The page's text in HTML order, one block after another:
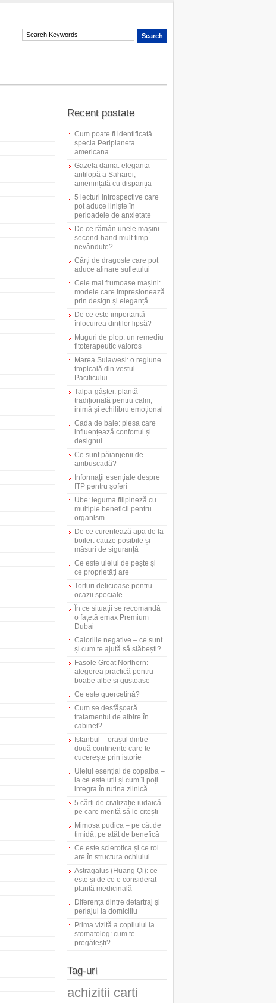
Recent postate
Cum poate fi identificată
specia Periplaneta
americana
Gazela dama: eleganta
antilopă a Saharei,
amenințată cu dispariția
5 lecturi introspective care
pot aduce liniște în
perioadele de anxietate
De ce rămân unele mașini
second-hand mult timp
nevândute?
Cărți de dragoste care pot
aduce alinare sufletului
Cele mai frumoase mașini:
modele care impresionează
prin design și eleganță
De ce este importantă
înlocuirea dinților lipsă?
Muguri de plop: un remediu
fitoterapeutic valoros
Marea Sulawesi: o regiune
tropicală din vestul
Pacificului
Talpa-gâștei: plantă
tradițională pentru calm,
inimă și echilibru emoțional
Cada de baie: piesa care
influențează confortul și
designul
Ce sunt păianjenii de
ambuscadă?
Informații esențiale despre
ITP pentru șoferi
Ube: leguma filipineză cu
multiple beneficii pentru
organism
De ce curentează apa de la
boiler: cauze posibile și
măsuri de siguranță
Ce este uleiul de pește și
ce proprietăți are
Torturi delicioase pentru
ocazii speciale
În ce situații se recomandă
o fațetă emax Premium
Dubai
Caloriile negative – ce sunt
și cum te ajută să slăbești?
Fasole Great Northern:
alegerea practică pentru
boabe albe si gustoase
Ce este quercetină?
Cum se desfășoară
tratamentul de albire în
cabinet?
Istanbul – orașul dintre
două continente care te
cucerește prin istorie
Uleiul esențial de copaiba –
la ce este util și cum îl poți
integra în rutina zilnică
5 cărți de civilizație iudaică
pe care merită să le citești
Mimosa pudica – pe cât de
timidă, pe atât de benefică
Ce este sclerotica și ce rol
are în structura ochiului
Astragalus (Huang Qi): ce
este și de ce e considerat
plantă medicinală
Diferența dintre detartraj și
periajul la domiciliu
Prima vizită a copilului la
stomatolog: cum te
pregătești?
Tag-uri
achizitii carti